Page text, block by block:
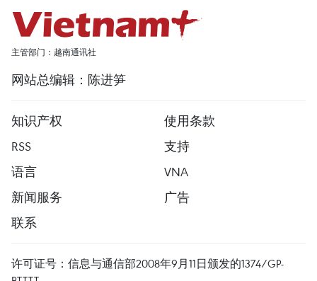
主管部门：越南通讯社
网站总编辑：陈进笋
知识产权
使用条款
RSS
支持
语言
VNA
新闻服务
广告
联系
许可证号：信息与通信部2008年9月11日颁发的1374/GP-